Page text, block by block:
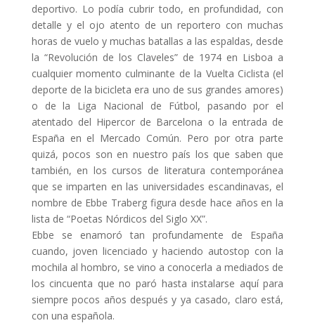
deportivo. Lo podía cubrir todo, en profundidad, con
detalle y el ojo atento de un reportero con muchas
horas de vuelo y muchas batallas a las espaldas, desde
la “Revolución de los Claveles” de 1974 en Lisboa a
cualquier momento culminante de la Vuelta Ciclista (el
deporte de la bicicleta era uno de sus grandes amores)
o de la Liga Nacional de Fútbol, pasando por el
atentado del Hipercor de Barcelona o la entrada de
España en el Mercado Común. Pero por otra parte
quizá, pocos son en nuestro país los que saben que
también, en los cursos de literatura contemporánea
que se imparten en las universidades escandinavas, el
nombre de Ebbe Traberg figura desde hace años en la
lista de “Poetas Nórdicos del Siglo XX”.
Ebbe se enamoró tan profundamente de España
cuando, joven licenciado y haciendo autostop con la
mochila al hombro, se vino a conocerla a mediados de
los cincuenta que no paró hasta instalarse aquí para
siempre pocos años después y ya casado, claro está,
con una española.